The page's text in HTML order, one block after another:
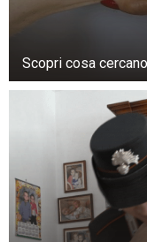
Ti diamo un
l’elettricità che
Sapevi che è
l’elettricità su
Scopri cosa